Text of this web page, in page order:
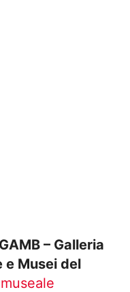
GAMB – Galleria
e Musei del